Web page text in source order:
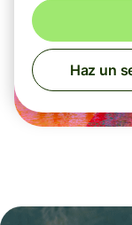
Haz un